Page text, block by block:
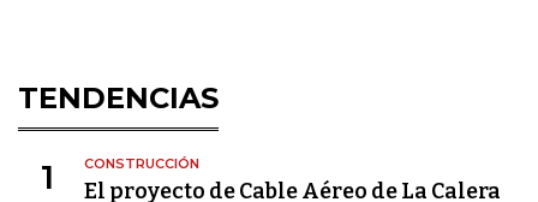
TENDENCIAS
1 CONSTRUCCIÓN
El proyecto de Cable Aéreo de La Calera